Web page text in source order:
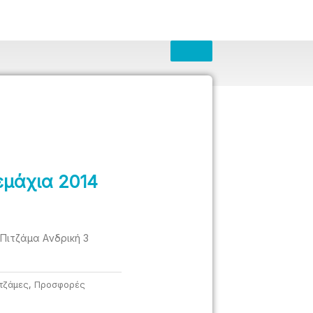
2014
Aνδρική 3
, Προσφορές